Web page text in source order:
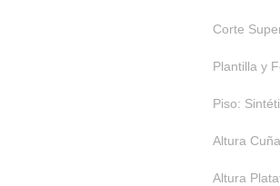
Corte
Plantilla y
Piso:
Altura
Altura